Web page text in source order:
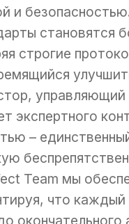
и
становятся
строгие
экспертного
–
Team мы
что